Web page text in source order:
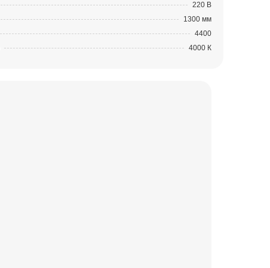
220 В
1300 мм
4400
4000 К